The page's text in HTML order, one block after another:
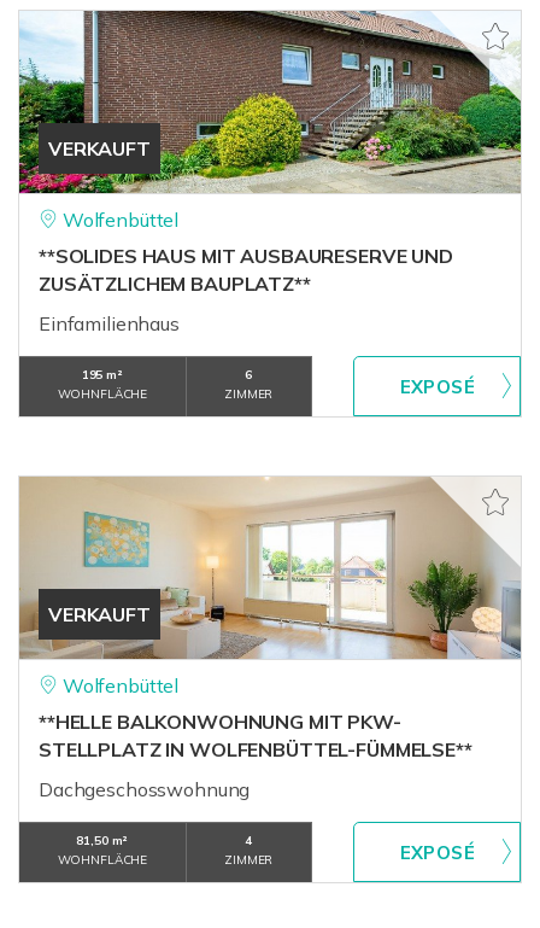
VERKAUFT
Wolfenbüttel
**SOLIDES HAUS MIT AUSBAURESERVE UND
ZUSÄTZLICHEM BAUPLATZ**
Einfamilienhaus
195 m²
WOHNFLÄCHE
6
ZIMMER
VERKAUFT
Wolfenbüttel
**HELLE BALKONWOHNUNG MIT PKW-
STELLPLATZ IN WOLFENBÜTTEL-FÜMMELSE**
Dachgeschosswohnung
81,50 m²
WOHNFLÄCHE
4
ZIMMER